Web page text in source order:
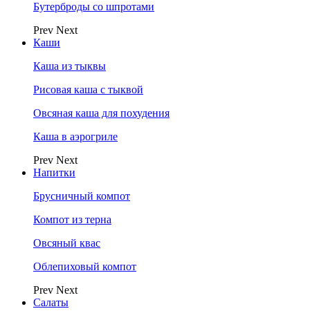
Бутерброды со шпротами
Prev Next
Каши
Каша из тыквы
Рисовая каша с тыквой
Овсяная каша для похудения
Каша в аэрогриле
Prev Next
Напитки
Брусничный компот
Компот из терна
Овсяный квас
Облепиховый компот
Prev Next
Салаты